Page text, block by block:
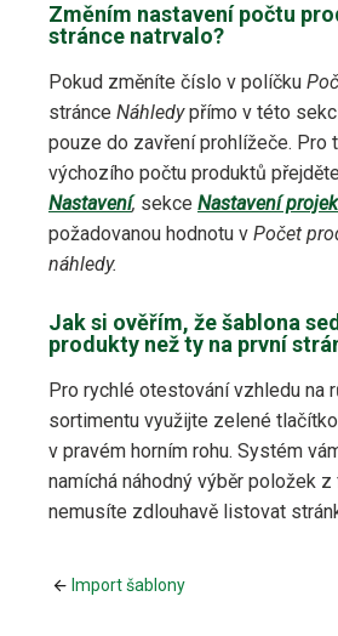
Změním nastavení počtu
stránce natrvalo?
Pokud změníte číslo v políčku
stránce Náhledypřímo v této
pouze do zavření prohlížeče. Pro
výchozího počtu produktů
Nastavení, sekce Nastavení
požadovanou hodnotu v Počet
náhledy.
Jak si ověřím, že šablona
produkty než ty na první
Pro rychlé otestování vzhledu na
sortimentu využijte zelené tlačítko
v pravém horním rohu. Systém
namíchá náhodný výběr položek
nemusíte zdlouhavě listovat
Import šablony